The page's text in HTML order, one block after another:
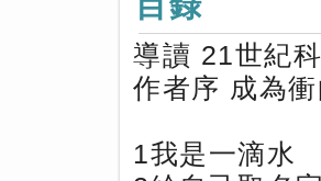
導讀 21世紀
作者序 成為
1我是一滴水